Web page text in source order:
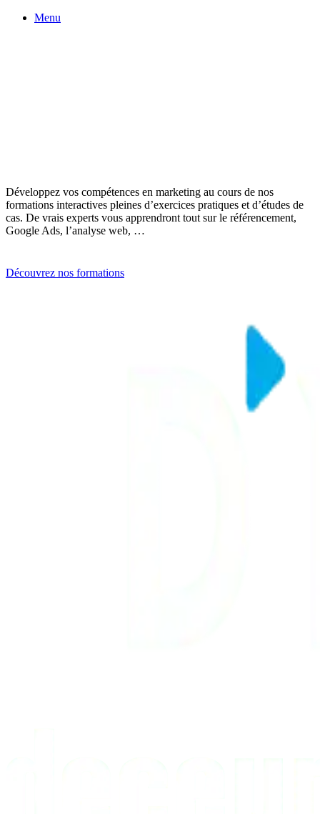
Menu
Développez vos compétences en marketing au cours de nos
formations interactives pleines d’exercices pratiques et d’études de
cas. De vrais experts vous apprendront tout sur le référencement,
Google Ads, l’analyse web, …
Découvrez nos formations